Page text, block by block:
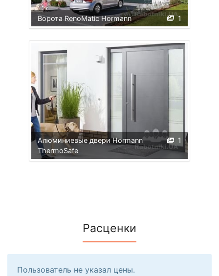
1
Ворота RenoMatic Hormann
1
Алюминиевые двери Hormann
ThermoSafe
Расценки
Пользователь не указал цены.